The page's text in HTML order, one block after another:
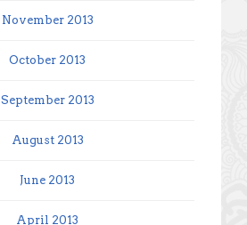
November 2013
October 2013
September 2013
August 2013
June 2013
April 2013